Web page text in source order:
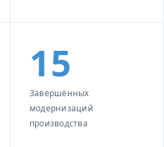
15
Завершённых
модернизаций
производства